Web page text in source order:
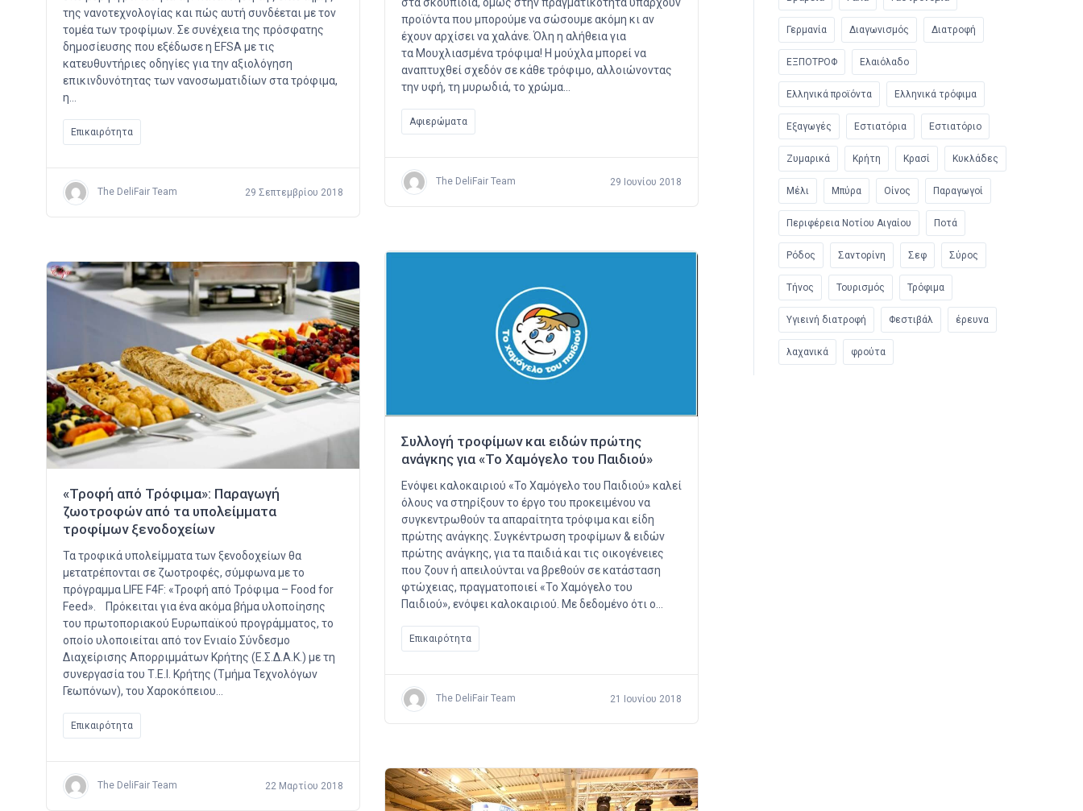
της νανοτεχνολογίας και πώς αυτή συνδέεται με τον
τομέα των τροφίμων. Σε συνέχεια της πρόσφατης
δημοσίευσης που εξέδωσε η EFSA με τις
κατευθυντήριες οδηγίες για την αξιολόγηση
επικινδυνότητας των νανοσωματιδίων στα τρόφιμα,
η…
Επικαιρότητα
The DeliFair Team 29 Σεπτεμβρίου 2018
προϊόντα που μπορούμε να σώσουμε ακόμη κι αν
έχουν αρχίσει να χαλάνε. Όλη η αλήθεια για
τα Μουχλιασμένα τρόφιμα! Η μούχλα μπορεί να
αναπτυχθεί σχεδόν σε κάθε τρόφιμο, αλλοιώνοντας
την υφή, τη μυρωδιά, το χρώμα…
Αφιερώματα
The DeliFair Team 29 Ιουνίου 2018
Συλλογή τροφίμων και ειδών πρώτης
ανάγκης για «Το Χαμόγελο του Παιδιού»
Ενόψει καλοκαιριού «Το Χαμόγελο του Παιδιού» καλεί
όλους να στηρίξουν το έργο του προκειμένου να
συγκεντρωθούν τα απαραίτητα τρόφιμα και είδη
πρώτης ανάγκης. Συγκέντρωση τροφίμων & ειδών
πρώτης ανάγκης, για τα παιδιά και τις οικογένειες
που ζουν ή απειλούνται να βρεθούν σε κατάσταση
φτώχειας, πραγματοποιεί «Το Χαμόγελο του
Παιδιού», ενόψει καλοκαιριού. Με δεδομένο ότι ο…
Επικαιρότητα
The DeliFair Team 21 Ιουνίου 2018
«Τροφή από Τρόφιμα»: Παραγωγή
ζωοτροφών από τα υπολείμματα
τροφίμων ξενοδοχείων
Τα τροφικά υπολείμματα των ξενοδοχείων θα
μετατρέπονται σε ζωοτροφές, σύμφωνα με το
πρόγραμμα LIFE F4F: «Τροφή από Τρόφιμα – Food for
Feed». Πρόκειται για ένα ακόμα βήμα υλοποίησης
του πρωτοποριακού Ευρωπαϊκού προγράμματος, το
οποίο υλοποιείται από τον Ενιαίο Σύνδεσμο
Διαχείρισης Απορριμμάτων Κρήτης (Ε.Σ.Δ.Α.Κ.) με τη
συνεργασία του Τ.Ε.Ι. Κρήτης (Τμήμα Τεχνολόγων
Γεωπόνων), του Χαροκόπειου…
Επικαιρότητα
The DeliFair Team 22 Μαρτίου 2018
Γερμανία Διαγωνισμός Διατροφή
ΕΞΠΟΤΡΟΦ Ελαιόλαδο
Ελληνικά προϊόντα Ελληνικά τρόφιμα
Εξαγωγές Εστιατόρια Εστιατόριο
Ζυμαρικά Κρήτη Κρασί Κυκλάδες
Μέλι Μπύρα Οίνος Παραγωγοί
Περιφέρεια Νοτίου Αιγαίου Ποτά
Ρόδος Σαντορίνη Σεφ Σύρος
Τήνος Τουρισμός Τρόφιμα
Υγιεινή διατροφή Φεστιβάλ έρευνα
λαχανικά φρούτα